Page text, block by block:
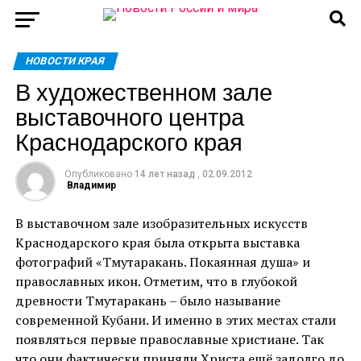
НОВОСТИ КРАЯ
В художественном зале
выставочного центра
Краснодарского края
Опубликовано 14 лет назад , 02.09.2012
Владимир
В выставочном зале изобразительных искусств
Краснодарского края была открыта выставка
фотографий «Тмутаракань. Покаянная душа» и
православных икон. Отметим, что в глубокой
древности Тмутаракань – было называние
современной Кубани. И именно в этих местах стали
появляться первые православные христиане. Так